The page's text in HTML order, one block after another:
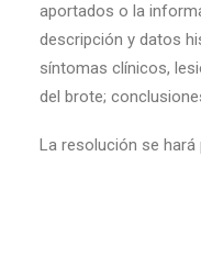
aportados o la
descripción y datos
síntomas clínicos,
del brote;
La resolución se hará